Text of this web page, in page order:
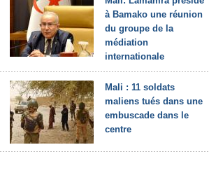
à Bamako une réunion
du groupe de la
médiation
internationale
Mali : 11 soldats
maliens tués dans une
embuscade dans le
centre